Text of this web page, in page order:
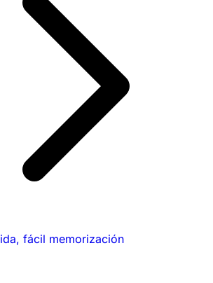
fácil memorización